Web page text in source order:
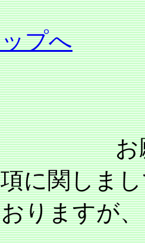
プへ
当事
に関しま
りますが、